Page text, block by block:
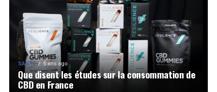
SANTÉ 5 ans ago
Que disent les études sur la consommation de
CBD en France